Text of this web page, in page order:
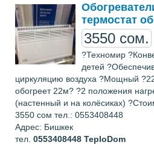
термостат
3550 сом.
?Техномир
детей
циркуляцию воздуха ?Мощный
обогреет 22м? ?2 положения
(настенный и на колёсиках)
3550 сом тел.: 0553408448
Адрес: Бишкек
тел. 0553408448 TeploDom